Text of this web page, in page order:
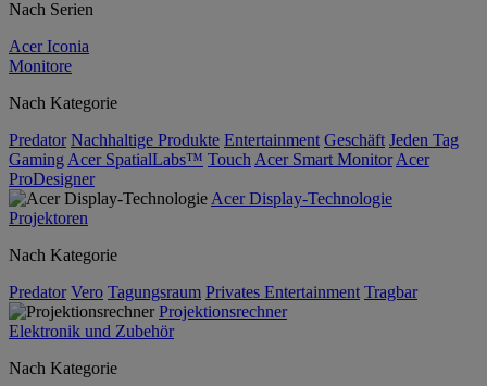
Nach Serien
Acer Iconia
Monitore
Nach Kategorie
Predator Nachhaltige Produkte Entertainment Geschäft Jeden Tag
Gaming Acer SpatialLabs™ Touch Acer Smart Monitor Acer
ProDesigner
Acer Display-Technologie
Projektoren
Nach Kategorie
Predator Vero Tagungsraum Privates Entertainment Tragbar
Projektionsrechner
Elektronik und Zubehör
Nach Kategorie